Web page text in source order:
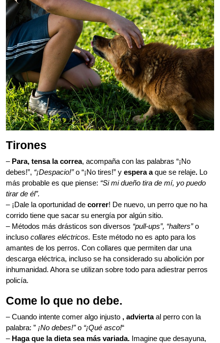
Tirones
– Para, tensa la correa, acompaña con las palabras “¡No
debes!”, “¡Despacio!”o “¡No tires!” y espera aque se relaje. Lo
más probable es que piense: “Si mi dueño tira de mí, yo puedo
tirar de él”.
– ¡Dale la oportunidad de correr! De nuevo, un perro que no ha
corrido tiene que sacar su energía por algún sitio.
– Métodos más drásticos son diversos “pull-ups”, “halters”o
incluso collares eléctricos. Este método no es apto para los
amantes de los perros. Con collares que permiten dar una
descarga eléctrica, incluso se ha considerado su abolición por
inhumanidad. Ahora se utilizan sobre todo para adiestrar perros
policía.
Come lo que no debe.
– Cuando intente comer algo injusto , adviertaal perro con la
palabra: ” ¡No debes!”o “¡Qué asco!“
– Haga que la dieta sea más variada. Imagine que desayuna,